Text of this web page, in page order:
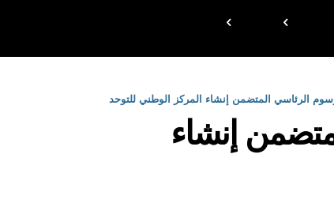
الرئاسي المتضمن إنشاء المركز الوطني للتوحد
إنشاء